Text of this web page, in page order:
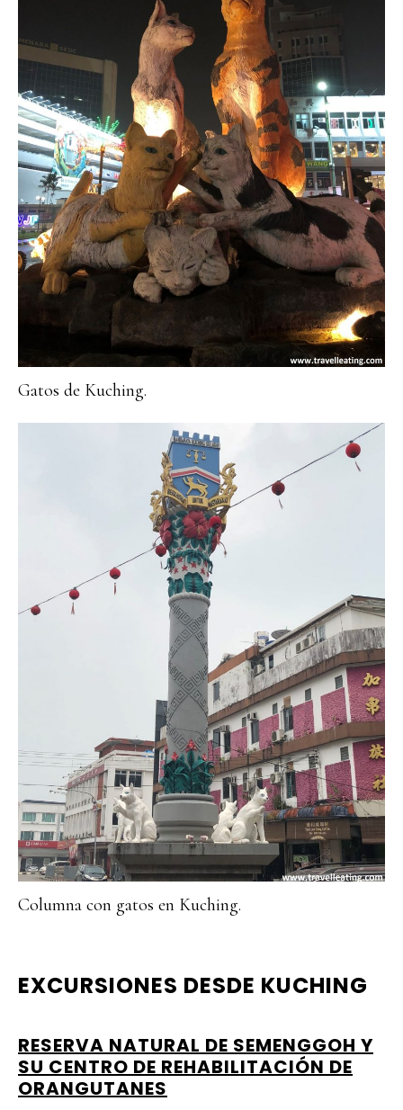
Gatos de Kuching.
Columna con gatos en Kuching.
EXCURSIONES DESDE KUCHING
RESERVA NATURAL DE SEMENGGOH Y
SU CENTRO DE REHABILITACIÓN DE
ORANGUTANES